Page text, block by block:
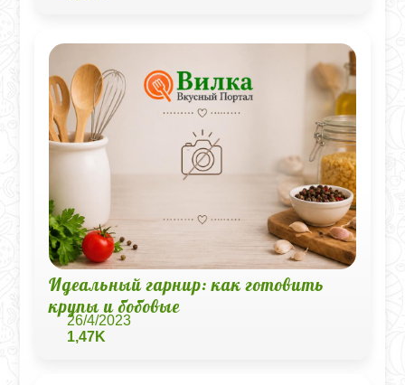
Идеальный гарнир: как готовить
крупы и бобовые
26/4/2023
1,47K